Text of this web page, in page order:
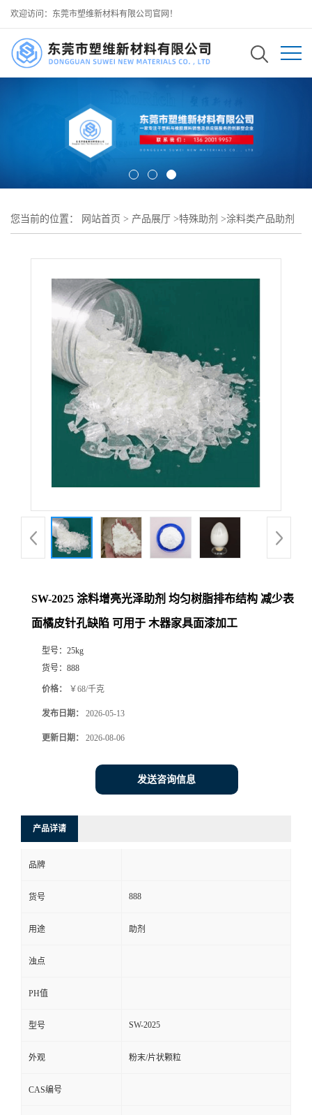
欢迎访问：东莞市塑维新材料有限公司官网！
您当前的位置： 网站首页 > 产品展厅 >特殊助剂 >涂料类产品助剂
SW-2025 涂料增亮光泽助剂 均匀树脂排布结构 减少表
面橘皮针孔缺陷 可用于 木器家具面漆加工
型号： 25kg
货号： 888
价格： ￥68/千克
发布日期： 2026-05-13
更新日期： 2026-08-06
发送咨询信息
产品详请
品牌
货号 888
用途 助剂
浊点
PH值
型号 SW-2025
外观 粉末/片状颗粒
CAS编号